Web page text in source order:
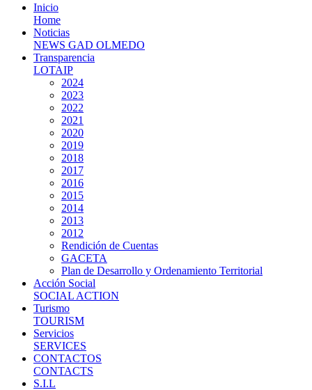
Inicio
Home
Noticias
NEWS GAD OLMEDO
Transparencia
LOTAIP
2024
2023
2022
2021
2020
2019
2018
2017
2016
2015
2014
2013
2012
Rendición de Cuentas
GACETA
Plan de Desarrollo y Ordenamiento Territorial
Acción Social
SOCIAL ACTION
Turismo
TOURISM
Servicios
SERVICES
CONTACTOS
CONTACTS
S.I.L